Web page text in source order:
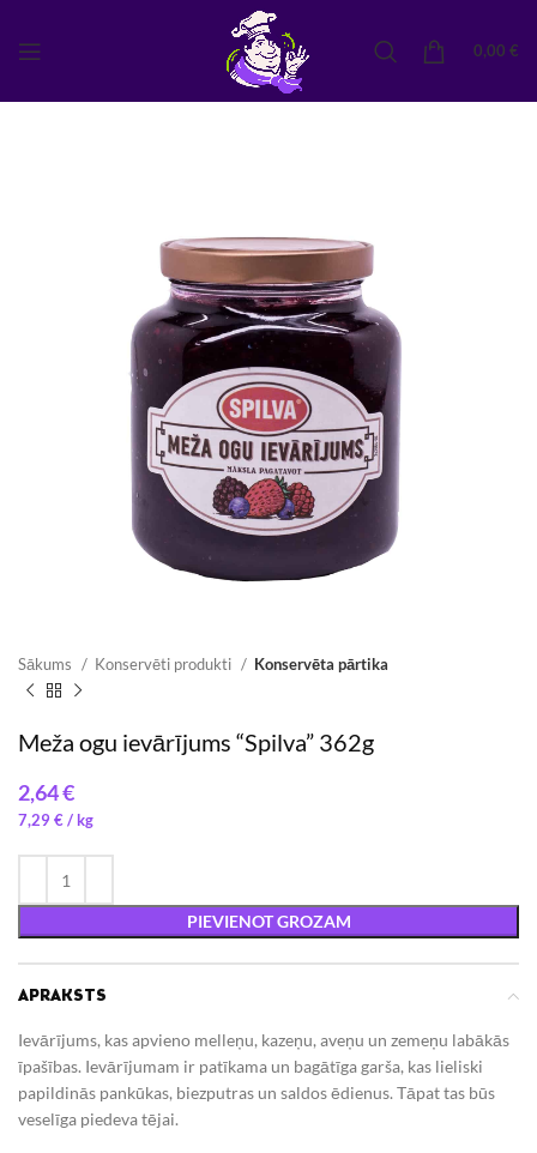
0,00 €
Sākums Konservēti produkti Konservēta pārtika
Meža ogu ievārījums “Spilva” 362g
€
7,29€/
PIEVIENOT GROZAM
APRAKSTS
Ievārījums, kas apvieno melleņu, kazeņu, aveņu un zemeņu labākās
īpašības. Ievārījumam ir patīkama un bagātīga garša, kas lieliski
papildinās pankūkas, biezputras un saldos ēdienus. Tāpat tas būs
veselīga piedeva tējai.